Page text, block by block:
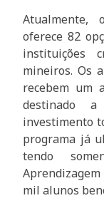
Atualmente,
oferece 82
instituições
mineiros. Os
recebem um
destinado
investimento
programa já
tendo
mil alunos